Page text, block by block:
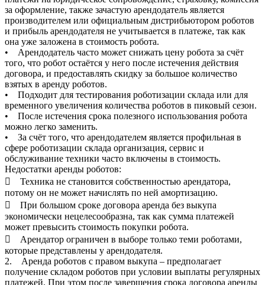
за оформление, также зачастую арендодатель является
производителем или официальным дистрибьютором роботов
и прибыль арендодателя не учитывается в платеже, так как
она уже заложена в стоимость робота.
• Арендодатель часто может снижать цену робота за счёт
того, что робот остаётся у него после истечения действия
договора, и предоставлять скидку за большое количество
взятых в аренду роботов.
• Подходит для тестирования роботизации склада или для
временного увеличения количества роботов в пиковый сезон.
• После истечения срока полезного использования робота
можно легко заменить.
• За счёт того, что арендодателем является профильная в
сфере роботизации склада организация, сервис и
обслуживание техники часто включены в стоимость.
Недостатки аренды роботов:
 Техника не становится собственностью арендатора,
потому он не может начислять по ней амортизацию.
 При большом сроке договора аренда без выкупа
экономически нецелесообразна, так как сумма платежей
может превысить стоимость покупки робота.
 Арендатор ограничен в выборе только теми роботами,
которые представлены у арендодателя.
2. Аренда роботов с правом выкупа – предполагает
получение складом роботов при условии выплаты регулярных
платежей. При этом после завершения срока договора аренды